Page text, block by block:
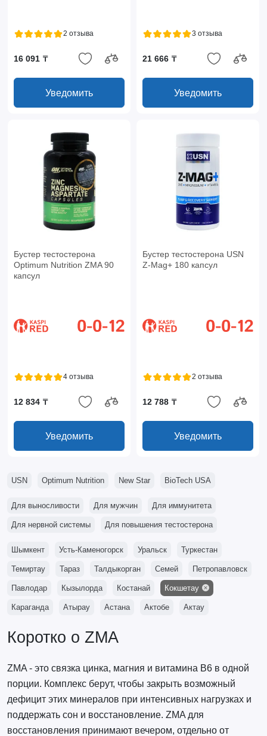
2 отзыва
16 091 ₸
Уведомить
3 отзыва
21 666 ₸
Уведомить
Бустер тестостерона
Optimum Nutrition ZMA 90
капсул
4 отзыва
12 834 ₸
Уведомить
Бустер тестостерона USN
Z-Mag+ 180 капсул
2 отзыва
12 788 ₸
Уведомить
USN Optimum Nutrition New Star BioTech USA
Для выносливости Для мужчин Для иммунитета
Для нервной системы Для повышения тестостерона
Шымкент Усть-Каменогорск Уральск Туркестан
Темиртау Тараз Талдыкорган Семей Петропавловск
Павлодар Кызылорда Костанай Кокшетау
Караганда Атырау Астана Актобе Актау
Коротко о ZMA
ZMA - это связка цинка, магния и витамина B6 в одной
порции. Комплекс берут, чтобы закрыть возможный
дефицит этих минералов при интенсивных нагрузках и
поддержать сон и восстановление. ZMA для
восстановления принимают вечером, отдельно от